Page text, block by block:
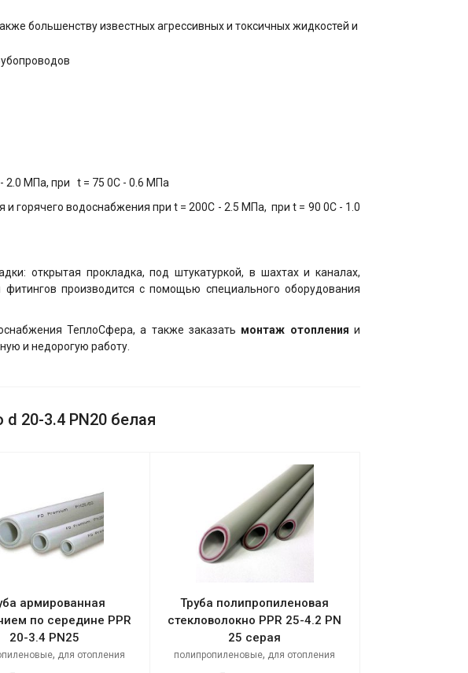
большенству известных агрессивных и токсичных жидкостей и
2.0 МПа, при t = 75 0C - 0.6 МПа
и горячего водоснабжения при t = 200C - 2.5 МПа, при t = 90 0C - 1.0
открытая прокладка, под штукатуркой, в шахтах и каналах,
производится с помощью специального оборудования
ТеплоСфера, а также заказать монтаж отопления и
и недорогую работу.
20-3.4 PN20 белая
армированная
по середине PPR
20-3.4 PN25
, для отопления
Труба полипропиленовая
стекловолокно PPR 25-4.2 PN
25 серая
полипропиленовые, для отопления